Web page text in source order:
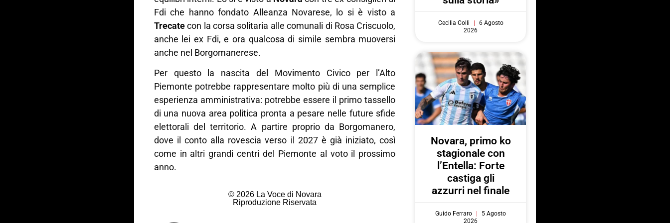
Fdi che hanno fondato Alleanza Novarese, lo si è visto a
Trecatecon la corsa solitaria alle comunali di Rosa Criscuolo,
anche lei ex Fdi, e ora qualcosa di simile sembra muoversi
anche nel Borgomanerese.
Per questo la nascita del Movimento Civico per l’Alto
Piemonte potrebbe rappresentare molto più di una semplice
esperienza amministrativa: potrebbe essere il primo tassello
di una nuova area politica pronta a pesare nelle future sfide
elettorali del territorio. A partire proprio da Borgomanero,
dove il conto alla rovescia verso il 2027 è già iniziato, così
come in altri grandi centri del Piemonte al voto il prossimo
anno.
© 2026 La Voce di Novara
Riproduzione Riservata
Cecilia Colli
6 Agosto
2026
Novara, primo ko
stagionale con
l’Entella: Forte
castiga gli
azzurri nel finale
Guido Ferraro
5 Agosto
2026